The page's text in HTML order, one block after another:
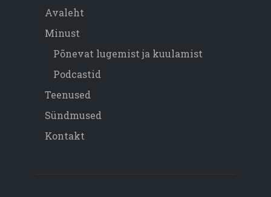
Avaleht
Minust
Põnevat lugemist ja kuulamist
Podcastid
Teenused
Sündmused
Kontakt